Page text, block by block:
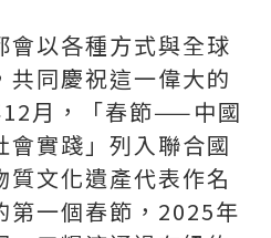
會以各種方式與全球
共同慶祝這一偉大的
月，「春節——中國
會實踐」列入聯合國
文化遺產代表作名
第一個春節，2025年